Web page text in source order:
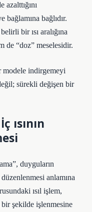
azalttığını
bağlamına bağlıdır.
bir ısı aralığına
de “doz” meselesidir.
modele indirgemeyi
sürekli değişen bir
ısının
duyguların
anlamına
ısıl işlem,
şekilde işlenmesine